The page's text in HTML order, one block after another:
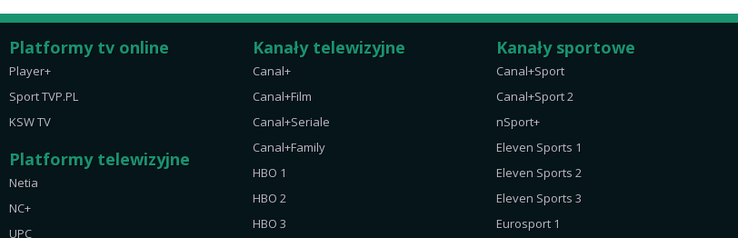
Platformy tv online
Player+
Sport TVP.PL
KSW TV
Platformy telewizyjne
Netia
NC+
UPC
Kanały telewizyjne
Canal+
Canal+Film
Canal+Seriale
Canal+Family
HBO 1
HBO 2
HBO 3
Kanały sportowe
Canal+Sport
Canal+Sport 2
nSport+
Eleven Sports 1
Eleven Sports 2
Eleven Sports 3
Eurosport 1